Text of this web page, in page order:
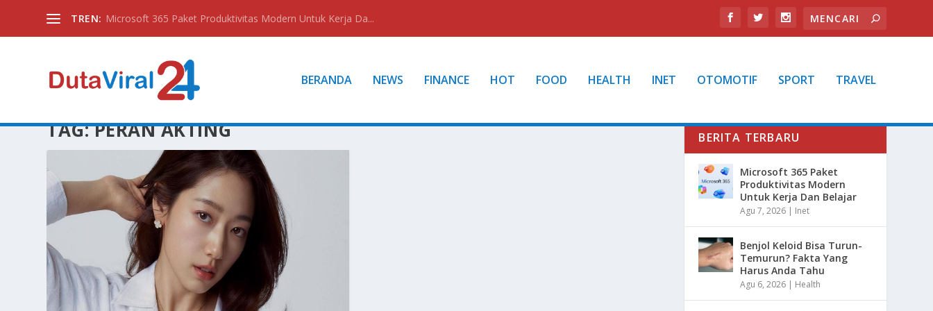
TREN: Microsoft 365 Paket Produktivitas Modern Untuk Kerja Da...
BERANDA NEWS FINANCE HOT FOOD HEALTH INET OTOMOTIF SPORT TRAVEL
TAG:PERAN AKTING BERITA TERBARU
Microsoft 365 Paket
Produktivitas Modern
Untuk Kerja Dan Belajar
Agu 7, 2026 | Inet
Benjol Keloid Bisa Turun-
Temurun? Fakta Yang
Harus Anda Tahu
Agu 6, 2026 | Health